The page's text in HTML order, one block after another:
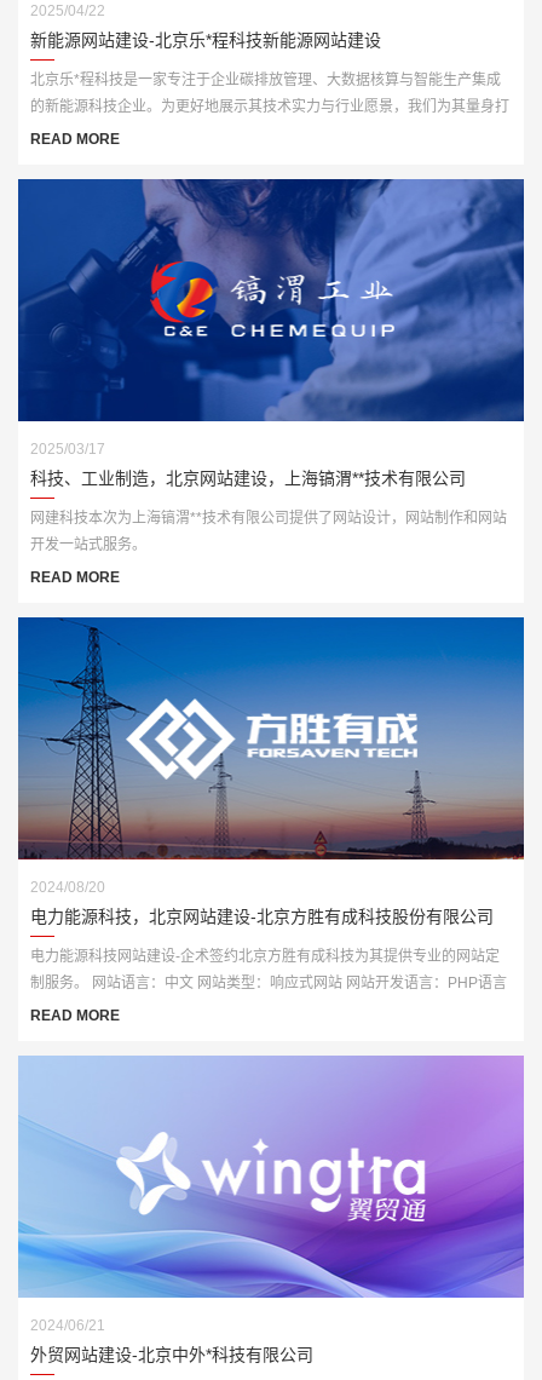
2025/04/22
新能源网站建设-北京乐*程科技新能源网站建设
北京乐*程科技是一家专注于企业碳排放管理、大数据核算与智能生产集成
的新能源科技企业。为更好地展示其技术实力与行业愿景，我们为其量身打
造了一套高端、智能化的官方网站解决方案，全面赋能品牌数字化形象升
READ MORE
2025/03/17
科技、工业制造，北京网站建设，上海镐渭**技术有限公司
网建科技本次为上海镐渭**技术有限公司提供了网站设计，网站制作和网站
开发一站式服务。
READ MORE
2024/08/20
电力能源科技，北京网站建设-北京方胜有成科技股份有限公司
电力能源科技网站建设-企术签约北京方胜有成科技为其提供专业的网站定
制服务。 网站语言：中文 网站类型：响应式网站 网站开发语言：PHP语言
开发
READ MORE
2024/06/21
外贸网站建设-北京中外*科技有限公司